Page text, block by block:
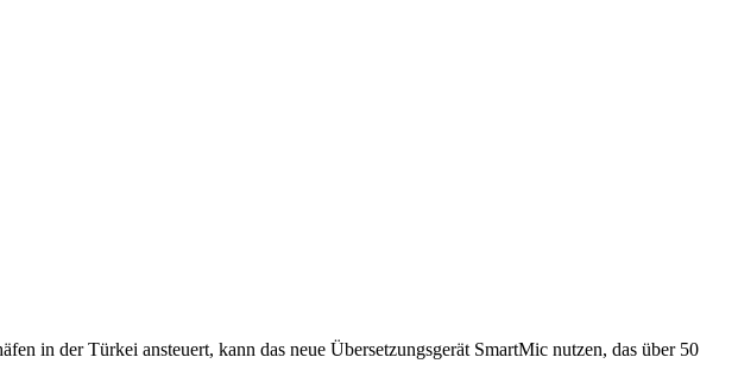
in der Türkei ansteuert, kann das neue Übersetzungsgerät SmartMic nutzen, das über 50